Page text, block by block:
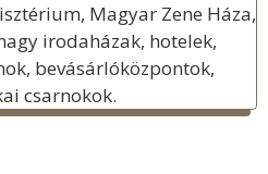
Magyar Zene Háza,
irodaházak, hotelek,
bevásárlóközpontok,
csarnokok.